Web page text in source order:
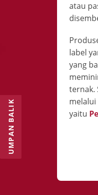
atau
label
yang
ternak.
yaitu
UMPAN BALIK